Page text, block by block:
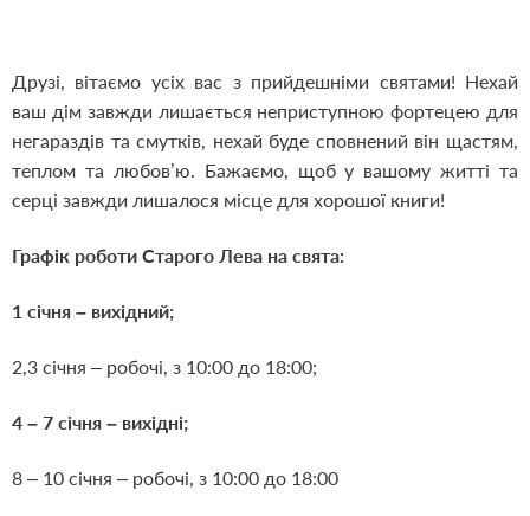
Друзі, вітаємо усіх вас з прийдешніми святами! Нехай
ваш дім завжди лишається неприступною фортецею для
негараздів та смутків, нехай буде сповнений він щастям,
теплом та любов’ю. Бажаємо, щоб у вашому житті та
серці завжди лишалося місце для хорошої книги!
Графік роботи Старого Лева на свята:
1 січня – вихідний;
2,3 січня – робочі, з 10:00 до 18:00;
4 – 7 січня – вихідні;
8 – 10 січня – робочі, з 10:00 до 18:00